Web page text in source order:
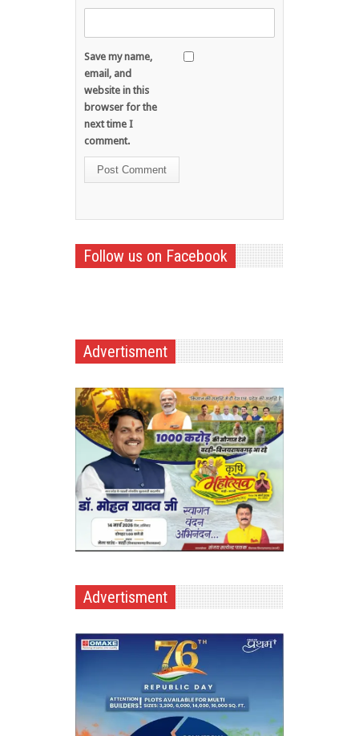
Save my name,
email, and
website in this
browser for the
next time I
comment.
Follow us on Facebook
Advertisment
Advertisment